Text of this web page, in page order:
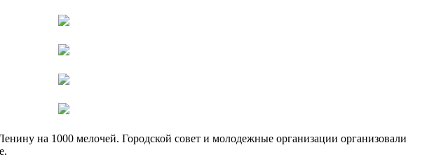
на 1000 мелочей. Городской совет и молодежные организации организовали